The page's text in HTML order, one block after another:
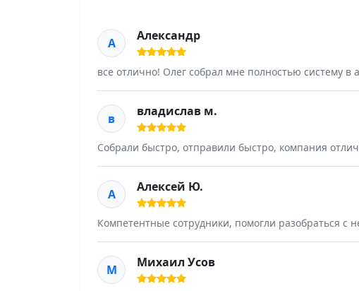
А Александр
все отлично! Олег собрал мне полностью систему в
в владислав м.
Собрали быстро, отправили быстро, компания
А Алексей Ю.
Компетентные сотрудники, помогли разобраться
М Михаил Усов